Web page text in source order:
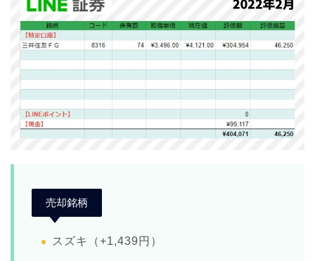
売却銘柄
スズキ（+1,439円）